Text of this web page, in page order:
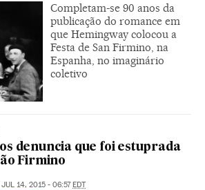
Completam-se 90 anos da
publicação do romance em
que Hemingway colocou a
Festa de San Firmino, na
Espanha, no imaginário
coletivo
denuncia que foi estuprada
Firmino
JUL 14, 2015 - 06:57EDT